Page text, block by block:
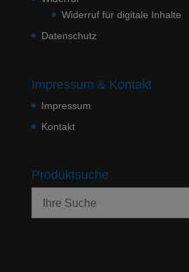
Widerruf für digitale Inhalte
Datenschutz
Impressum & Kontakt
Impressum
Kontakt
Produktsuche